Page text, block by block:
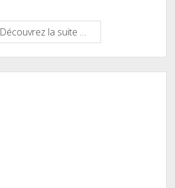
Découvrez la suite …
matériel
pour
le